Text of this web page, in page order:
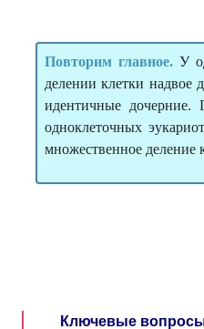
Повторим главное. У
делении клетки надвое
идентичные дочерние.
одноклеточных
множественное деление
Ключевые